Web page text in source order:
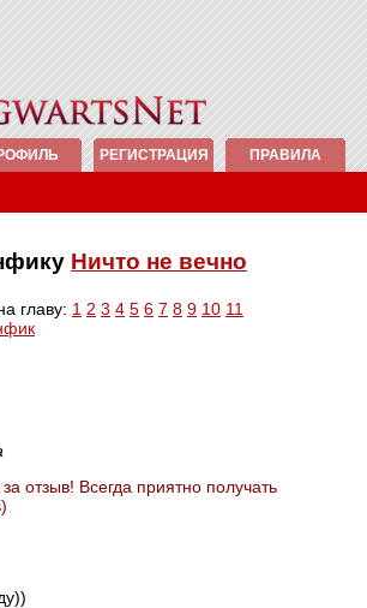
РЕГИСТРАЦИЯ ПРАВИЛА
Ничто не вечно
главу: 1 2 3 4 5 6 7 8 9 10 11
отзыв! Всегда приятно получать